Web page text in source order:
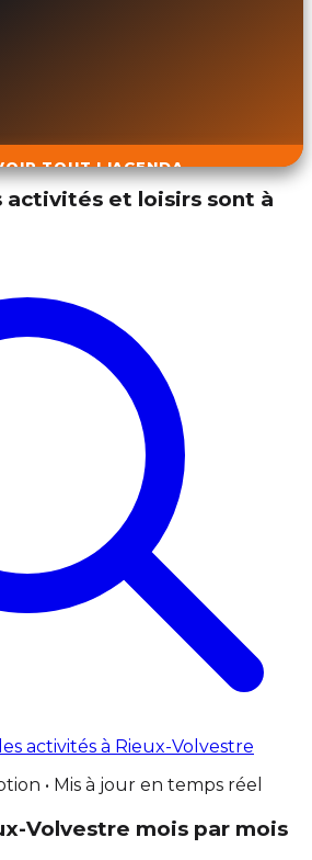
TOUT L'AGENDA
activités et loisirs sont à
activités à Rieux-Volvestre
• Mis à jour en temps réel
Volvestre mois par mois